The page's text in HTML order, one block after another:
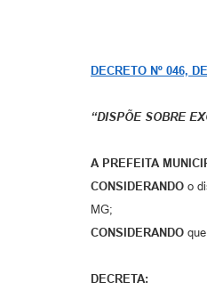
DECRETO Nº 046,
“DISPÕE SOBRE
A PREFEITA
CONSIDERANDO o
MG;
CONSIDERANDO
DECRETA: